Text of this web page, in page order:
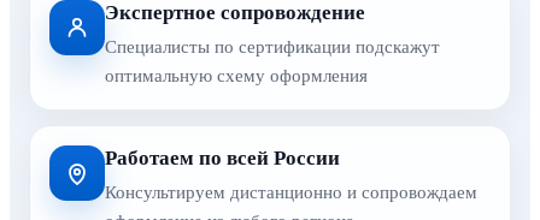
Экспертное сопровождение
Специалисты по сертификации подскажут
оптимальную схему оформления
Работаем по всей России
Консультируем дистанционно и сопровождаем